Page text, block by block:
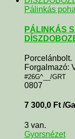
Pálinkás
PÁLINKÁS
Porcelánbolt.
Forgalmazó:
#26G^__/GRT
0807
7 300,0 Ft /
3 van.
Gyorsnézet